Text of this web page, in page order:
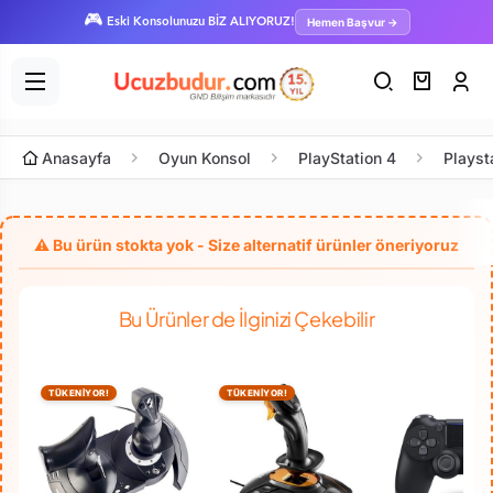
🎮 Eski Konsolunuzu BİZ ALIYORUZ! Hemen Başvur →
Anasayfa Oyun Konsol PlayStation 4
Bu Ürünler de İlginizi Çekebilir
TÜKENİYOR! TÜKENİYOR!